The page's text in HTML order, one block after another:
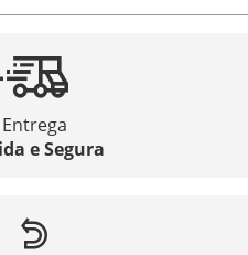
Entrega
e Segura